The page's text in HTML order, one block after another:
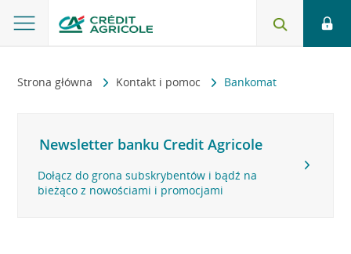
Strona główna Kontakt i pomoc Bankomat
Newsletter banku Credit Agricole
Dołącz do grona subskrybentów i bądź na
bieżąco z nowościami i promocjami